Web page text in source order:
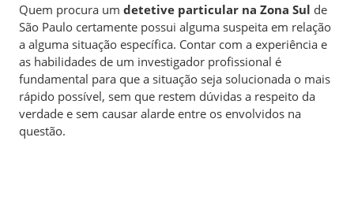
Quem procura um detetive particular na Zona Sul de
São Paulo certamente possui alguma suspeita em relação
a alguma situação específica. Contar com a experiência e
as habilidades de um investigador profissional é
fundamental para que a situação seja solucionada o mais
rápido possível, sem que restem dúvidas a respeito da
verdade e sem causar alarde entre os envolvidos na
questão.